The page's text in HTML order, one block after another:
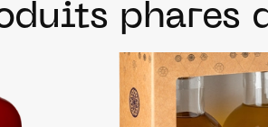
phares